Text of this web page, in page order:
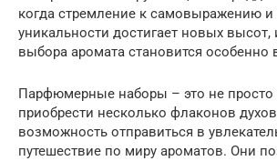
когда стремление к самовыражению и
уникальности достигает новых высот,
выбора аромата становится
Парфюмерные наборы – это не просто
приобрести несколько флаконов
возможность отправиться в
путешествие по миру ароматов. Они